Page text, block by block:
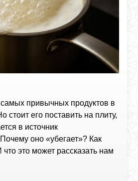
привычных продуктов в
его поставить на плиту,
в источник
оно «убегает»? Как
что это может рассказать нам